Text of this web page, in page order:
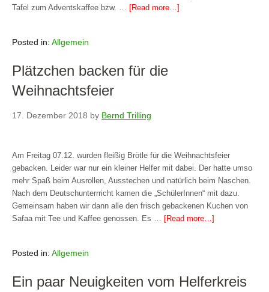
Tafel zum Adventskaffee bzw. …
[Read more…]
Posted in: Allgemein
Plätzchen backen für die
Weihnachtsfeier
17. Dezember 2018 by Bernd Trilling
Am Freitag 07.12. wurden fleißig Brötle für die Weihnachtsfeier
gebacken. Leider war nur ein kleiner Helfer mit dabei. Der hatte umso
mehr Spaß beim Ausrollen, Ausstechen und natürlich beim Naschen.
Nach dem Deutschunterrricht kamen die „SchülerInnen“ mit dazu.
Gemeinsam haben wir dann alle den frisch gebackenen Kuchen von
Safaa mit Tee und Kaffee genossen. Es …
[Read more…]
Posted in: Allgemein
Ein paar Neuigkeiten vom Helferkreis